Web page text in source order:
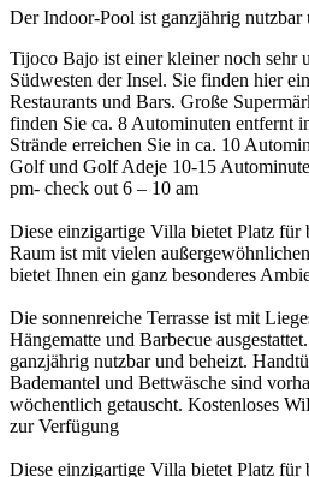
Der Indoor-Pool ist ganzjährig nutzbar
Tijoco Bajo ist einer kleiner noch sehr
Südwesten der Insel. Sie finden hier
Restaurants und Bars. Große
finden Sie ca. 8 Autominuten entfernt
Strände erreichen Sie in ca. 10
Golf und Golf Adeje 10-15
pm- check out 6 – 10 am
Diese einzigartige Villa bietet Platz für
Raum ist mit vielen
bietet Ihnen ein ganz besonderes
Die sonnenreiche Terrasse ist mit
Hängematte und Barbecue
ganzjährig nutzbar und beheizt.
Bademantel und Bettwäsche sind
wöchentlich getauscht. Kostenloses
zur Verfügung
Diese einzigartige Villa bietet Platz für